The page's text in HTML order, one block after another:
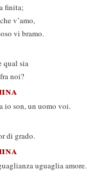
finita;
v’amo,
vi bramo.
qual sia
noi?
io son, un uomo voi.
di grado.
uguaglia amore.